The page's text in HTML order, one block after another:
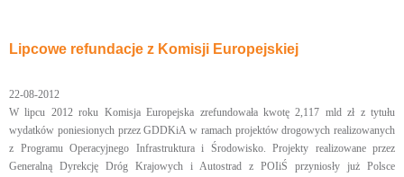
Lipcowe refundacje z Komisji Europejskiej
22-08-2012
W lipcu 2012 roku Komisja Europejska zrefundowała kwotę 2,117 mld zł z tytułu
wydatków poniesionych przez GDDKiA w ramach projektów drogowych realizowanych
z Programu Operacyjnego Infrastruktura i Środowisko. Projekty realizowane przez
Generalną Dyrekcję Dróg Krajowych i Autostrad z POIiŚ przyniosły już Polsce